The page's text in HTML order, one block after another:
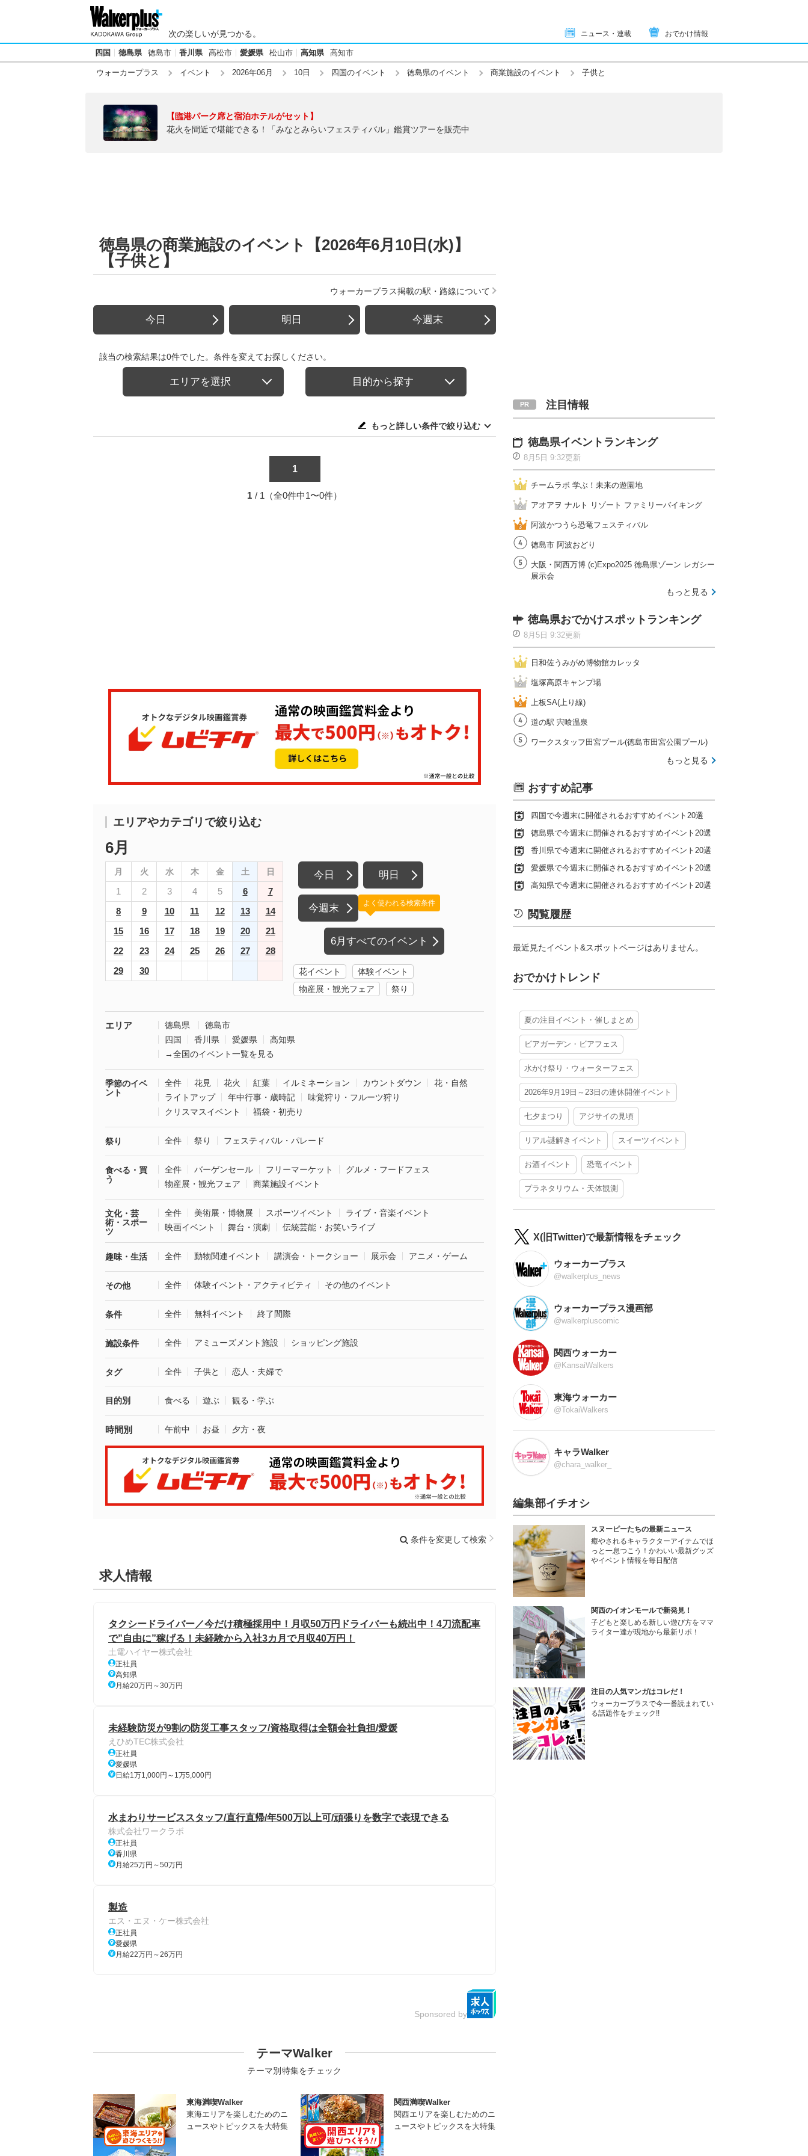
次の楽しいが見つかる。 ニュース・連載 おでかけ情報
四国 徳島県 徳島市 香川県 高松市 愛媛県 松山市 高知県 高知市
ウォーカープラス イベント 2026年06月 10日 四国のイベント 徳島県のイベント 商業施設のイベント 子供と
【臨港パーク席と宿泊ホテルがセット】
花火を間近で堪能できる！「みなとみらいフェスティバル」鑑賞ツアーを販売中
徳島県の商業施設のイベント【2026年6月10日(水)】
【子供と】
ウォーカープラス掲載の駅・路線について
今日 明日 今週末
該当の検索結果は0件でした。条件を変えてお探しください。
エリアを選択 目的から探す
もっと詳しい条件で絞り込む
1
1 / 1（全0件中1〜0件）
エリアやカテゴリで絞り込む
6月
月 火 水 木 金 土 日
1 2 3 4 5 6
7
8
9 10 11 12 13
14
15
16 17 18 19 20
21
22
23 24 25 26 27
28
29
30
今日 明日
今週末
6月すべてのイベント
よく使われる検索条件
花イベント
体験イベント
物産展・観光フェア
祭り
エリア 徳島県
徳島市
四国
香川県 愛媛県
高知県
→全国のイベント一覧を見る
季節のイベ
ント
全件 花見 花火 紅葉 イルミネーション カウントダウン
花・自然
ライトアップ
年中行事・歳時記
味覚狩り・フルーツ狩り
クリスマスイベント
福袋・初売り
祭り 全件 祭り フェスティバル・パレード
食べる・買
う
全件 バーゲンセール フリーマーケット
グルメ・フードフェス
物産展・観光フェア
商業施設イベント
文化・芸
術・スポー
ツ
全件 美術展・博物展 スポーツイベント
ライブ・音楽イベント
映画イベント
舞台・演劇 伝統芸能・お笑いライブ
趣味・生活 全件 動物関連イベント 講演会・トークショー 展示会 アニメ・ゲーム
その他 全件 体験イベント・アクティビティ その他のイベント
条件 全件 無料イベント 終了間際
施設条件 全件 アミューズメント施設 ショッピング施設
タグ 全件 子供と 恋人・夫婦で
目的別 食べる 遊ぶ 観る・学ぶ
時間別 午前中 お昼 夕方・夜
条件を変更して検索
求人情報
タクシードライバー／今だけ積極採用中！月収50万円ドライバーも続出中！4刀流配車
で”自由に”稼げる！未経験から入社3カ月で月収40万円！
土電ハイヤー株式会社
正社員
高知県
月給20万円～30万円
未経験防災が9割の防災工事スタッフ/資格取得は全額会社負担/愛媛
えひめTEC株式会社
正社員
愛媛県
日給1万1,000円～1万5,000円
水まわりサービススタッフ/直行直帰/年500万以上可/頑張りを数字で表現できる
株式会社ワークラボ
正社員
香川県
月給25万円～50万円
製造
エス・エヌ・ケー株式会社
正社員
愛媛県
月給22万円～26万円
Sponsored by
テーマWalker
テーマ別特集をチェック
東海満喫Walker
東海エリアを楽しむためのニ
ュースやトピックスを大特集
関西満喫Walker
関西エリアを楽しむためのニ
ュースやトピックスを大特集
注目情報
徳島県イベントランキング
8月5日 9:32更新
チームラボ 学ぶ！未来の遊園地
アオアヲ ナルト リゾート ファミリーバイキング
阿波かつうら恐竜フェスティバル
徳島市 阿波おどり
大阪・関西万博 (c)Expo2025 徳島県ゾーン レガシー
展示会
もっと見る
徳島県おでかけスポットランキング
8月5日 9:32更新
日和佐うみがめ博物館カレッタ
塩塚高原キャンプ場
上板SA(上り線)
道の駅 宍喰温泉
ワークスタッフ田宮プール(徳島市田宮公園プール)
もっと見る
おすすめ記事
四国で今週末に開催されるおすすめイベント20選
徳島県で今週末に開催されるおすすめイベント20選
香川県で今週末に開催されるおすすめイベント20選
愛媛県で今週末に開催されるおすすめイベント20選
高知県で今週末に開催されるおすすめイベント20選
閲覧履歴
最近見たイベント&スポットページはありません。
おでかけトレンド
夏の注目イベント・催しまとめ
ビアガーデン・ビアフェス
水かけ祭り・ウォーターフェス
2026年9月19日～23日の連休開催イベント
七夕まつり アジサイの見頃
リアル謎解きイベント スイーツイベント
お酒イベント 恐竜イベント
プラネタリウム・天体観測
X(旧Twitter)で最新情報をチェック
ウォーカープラス
@walkerplus_news
ウォーカープラス漫画部
@walkerpluscomic
関西ウォーカー
@KansaiWalkers
東海ウォーカー
@TokaiWalkers
キャラWalker
@chara_walker_
編集部イチオシ
スヌーピーたちの最新ニュース
癒やされるキャラクターアイテムでほ
っと一息つこう！かわいい最新グッズ
やイベント情報を毎日配信
関西のイオンモールで新発見！
子どもと楽しめる新しい遊び方をママ
ライター達が現地から最新リポ！
注目の人気マンガはコレだ！
ウォーカープラスで今一番読まれてい
る話題作をチェック!!